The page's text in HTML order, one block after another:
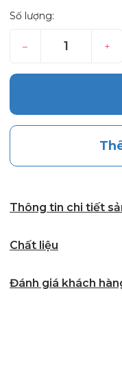
Số lượng:
– +
Thông tin chi tiết
Chất liệu
Đánh giá khách